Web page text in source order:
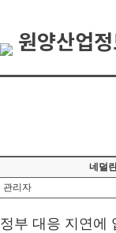
원양산업
네덜
관리자
정부 대응 지연에